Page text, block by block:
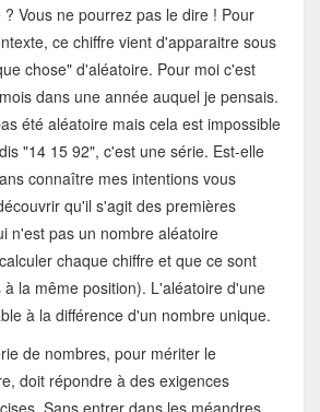
Vous ne pourrez pas le dire ! Pour
ce chiffre vient d'apparaitre sous
chose" d'aléatoire. Pour moi c'est
dans une année auquel je pensais.
été aléatoire mais cela est impossible
"14 15 92", c'est une série. Est-elle
connaître mes intentions vous
qu'il s'agit des premières
n'est pas un nombre aléatoire
chaque chiffre et que ce sont
la même position). L'aléatoire d'une
à la différence d'un nombre unique.
de nombres, pour mériter le
doit répondre à des exigences